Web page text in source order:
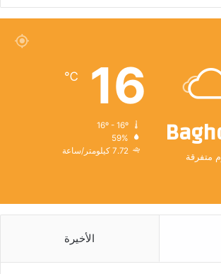
متفرقة
16
℃
59%
7.72 كيلومتر/ساعة
الأخيرة